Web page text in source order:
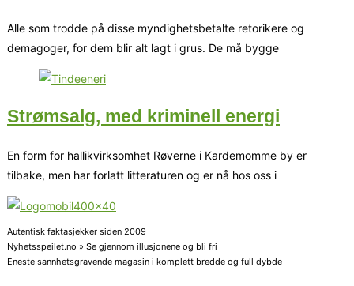
Alle som trodde på disse myndighetsbetalte retorikere og
demagoger, for dem blir alt lagt i grus. De må bygge
Strømsalg, med kriminell energi
En form for hallikvirksomhet Røverne i Kardemomme by er
tilbake, men har forlatt litteraturen og er nå hos oss i
Autentisk faktasjekker siden 2009
Nyhetsspeilet.no » Se gjennom illusjonene og bli fri
Eneste sannhetsgravende magasin i komplett bredde og full dybde